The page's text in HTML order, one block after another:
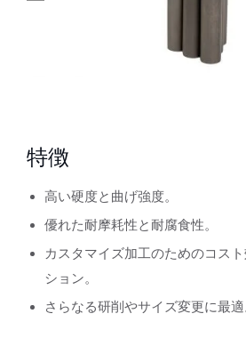
特徴
高い硬度と曲げ強度。
優れた耐摩耗性と耐腐食性。
カスタマイズ加工のためのコス
ション。
さらなる研削やサイズ変更に最適